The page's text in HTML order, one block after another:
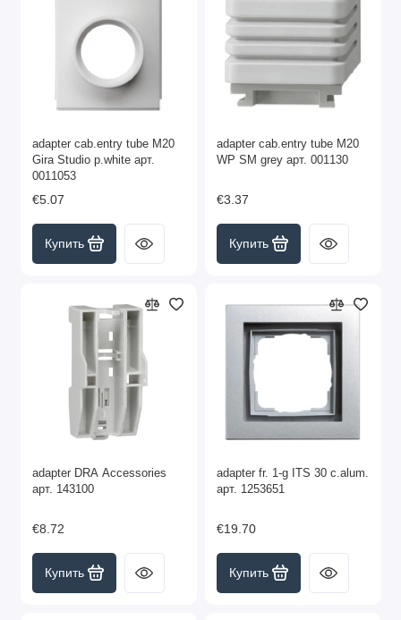
adapter cab.entry tube M20
Gira Studio p.white арт.
0011053
€5.07
Купить
adapter cab.entry tube M20
WP SM grey арт. 001130
€3.37
Купить
adapter DRA Accessories
арт. 143100
€8.72
Купить
adapter fr. 1-g ITS 30 c.alum.
арт. 1253651
€19.70
Купить